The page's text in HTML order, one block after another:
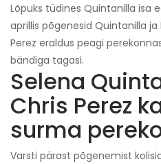
Lõpuks tüdines Quintanilla isa
aprillis põgenesid Quintanilla
Perez eraldus peagi
bändiga tagasi.
Selena
Chris Perez
surma
Varsti pärast põgenemist